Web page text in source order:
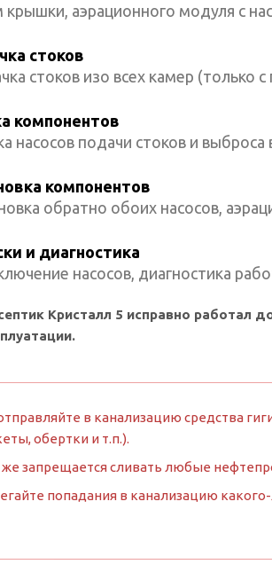
крышки, аэрационного модуля с
стоков
стоков изо всех камер (только
компонентов
насосов подачи стоков и
компонентов
обратно обоих насосов,
и диагностика
насосов, диагностика
Кристалл 5 исправно работал
в канализацию средства
обертки и т.п.).
же запрещается сливать любые
попадания в канализацию